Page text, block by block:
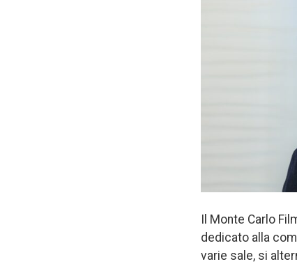
Il Monte Carlo
dedicato alla
varie sale, si